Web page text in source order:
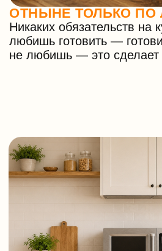
НАШЕ КУЛИНАРНОЕ ПАДЕНИЕ
Зачем готовить, когда вы получаете
блюда, цена которых
стремится к стоимости ингредиентов?